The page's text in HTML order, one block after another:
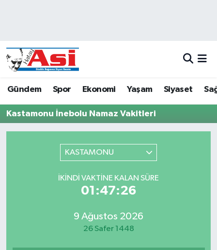
Gündem Spor Ekonomi Yaşam Siyaset
Kastamonu İnebolu Namaz Vakitleri
KASTAMONU
İKINDI VAKTINE KALAN SÜRE
01:47:26
9 Ağustos 2026
26 Safer 1448
Dünya
Eğitim
Ekonomi
Magazin
Trafik Durumu
Süper Lig Puan Durumu ve Fikstür
Tüm Manşetler
Haber Arşivi